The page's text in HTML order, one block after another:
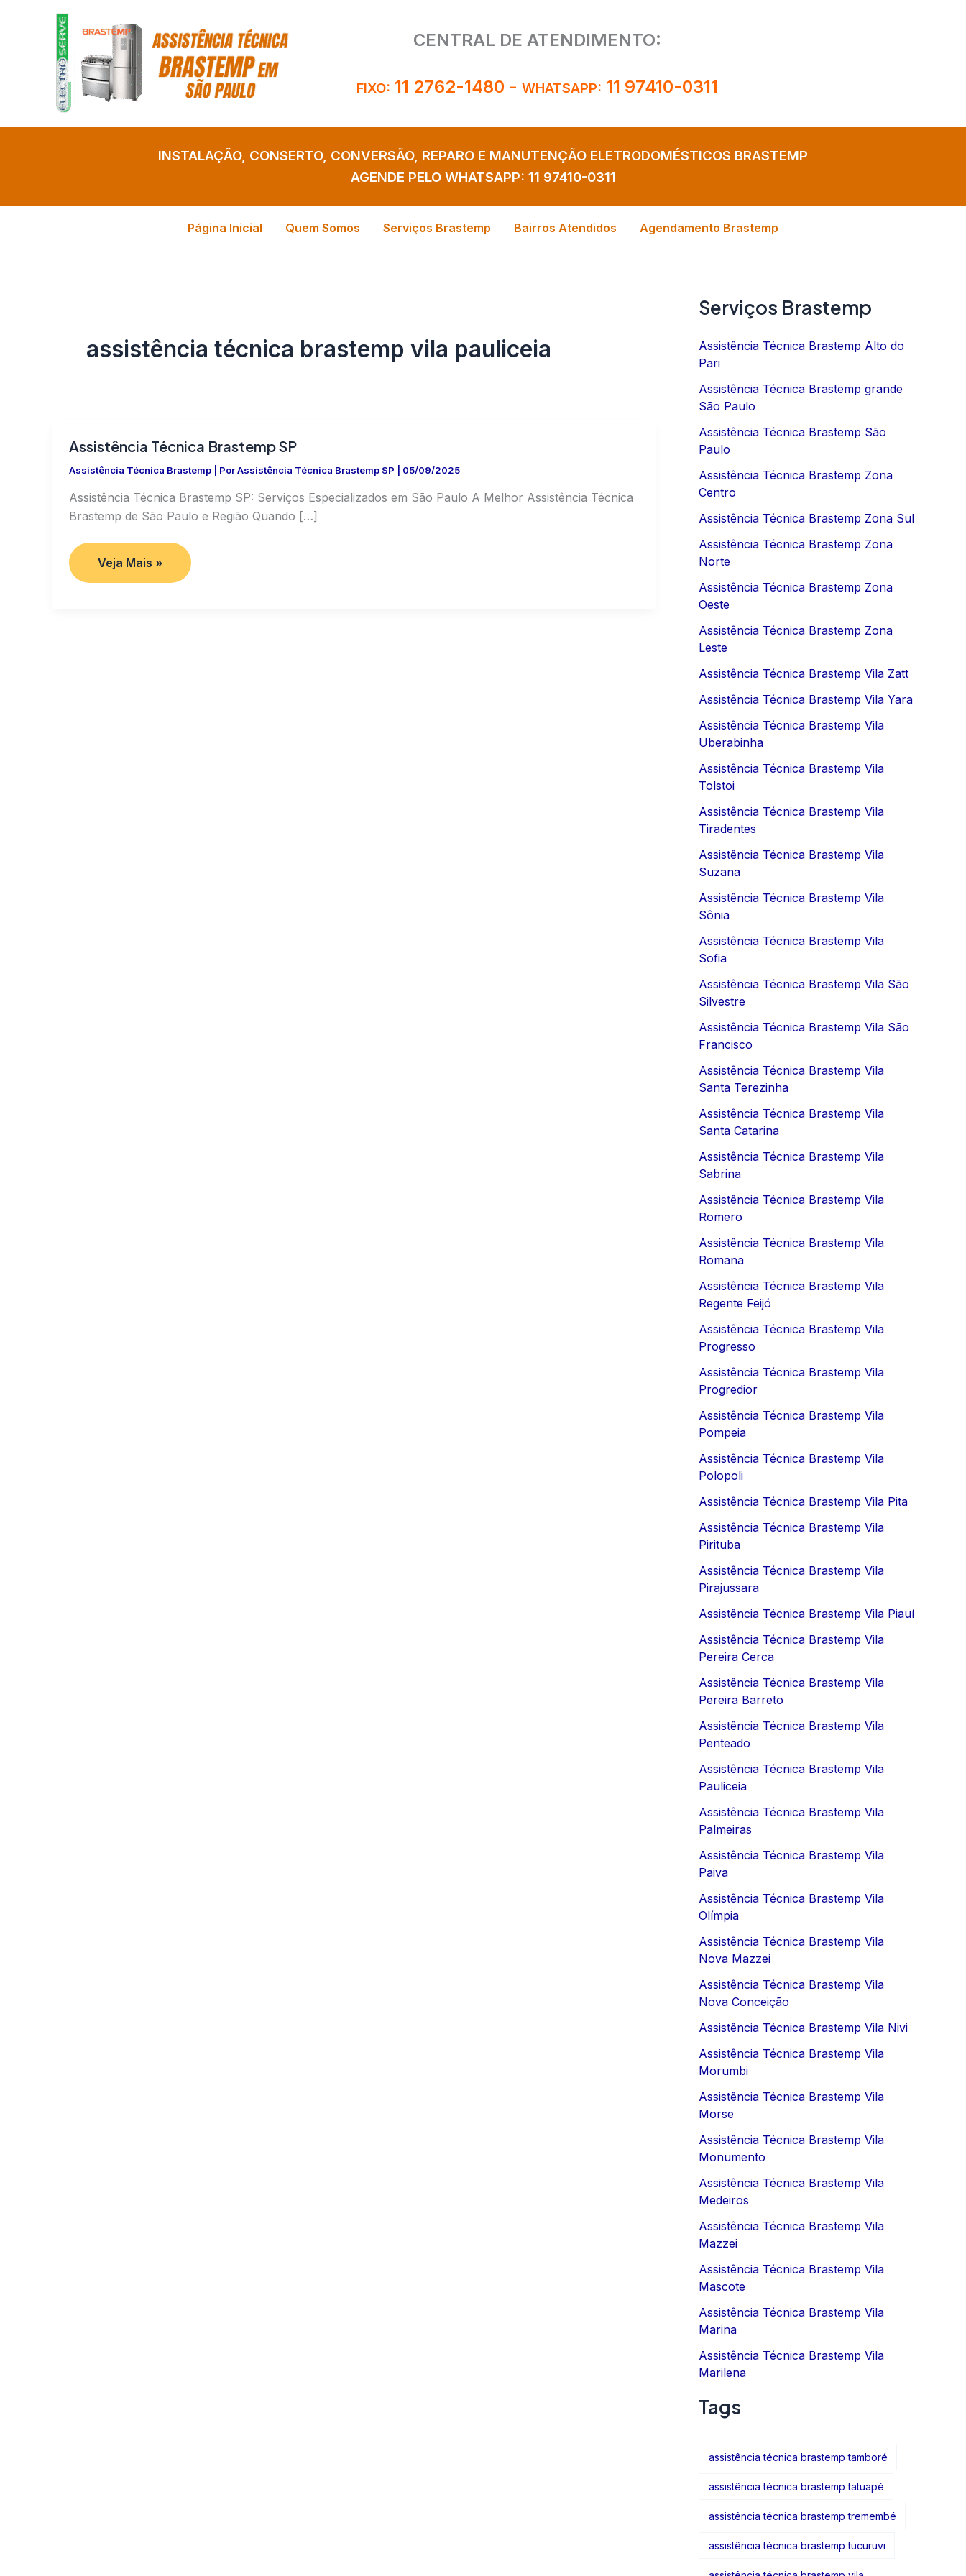
CENTRAL DE ATENDIMENTO:
FIXO: 11 2762-1480 - WHATSAPP: 11 97410-0311
INSTALAÇÃO, CONSERTO, CONVERSÃO, REPARO E MANUTENÇÃO ELETRODOMÉSTICOS BRASTEMP
AGENDE PELO WHATSAPP: 11 97410-0311
Página Inicial Quem Somos Serviços Brastemp Bairros Atendidos Agendamento Brastemp
assistência técnica brastemp vila pauliceia
Assistência Técnica Brastemp SP
Assistência Técnica Brastemp | PorAssistência Técnica Brastemp SP 05/09/2025
Assistência Técnica Brastemp SP: Serviços Especializados em São Paulo A Melhor Assistência Técnica
Brastemp de São Paulo e Região Quando […]
Assistência
Técnica
Brastemp
Veja Mais »
Serviços Brastemp
Assistência Técnica Brastemp Alto do
Pari
Assistência Técnica Brastemp grande
São Paulo
Assistência Técnica Brastemp São
Paulo
Assistência Técnica Brastemp Zona
Centro
Assistência Técnica Brastemp Zona Sul
Assistência Técnica Brastemp Zona
Norte
Assistência Técnica Brastemp Zona
Oeste
Assistência Técnica Brastemp Zona
Leste
Assistência Técnica Brastemp Vila Zatt
Assistência Técnica Brastemp Vila Yara
Assistência Técnica Brastemp Vila
Uberabinha
Assistência Técnica Brastemp Vila
Tolstoi
Assistência Técnica Brastemp Vila
Tiradentes
Assistência Técnica Brastemp Vila
Suzana
Assistência Técnica Brastemp Vila
Sônia
Assistência Técnica Brastemp Vila
Sofia
Assistência Técnica Brastemp Vila São
Silvestre
Assistência Técnica Brastemp Vila São
Francisco
Assistência Técnica Brastemp Vila
Santa Terezinha
Assistência Técnica Brastemp Vila
Santa Catarina
Assistência Técnica Brastemp Vila
Sabrina
Assistência Técnica Brastemp Vila
Romero
Assistência Técnica Brastemp Vila
Romana
Assistência Técnica Brastemp Vila
Regente Feijó
Assistência Técnica Brastemp Vila
Progresso
Assistência Técnica Brastemp Vila
Progredior
Assistência Técnica Brastemp Vila
Pompeia
Assistência Técnica Brastemp Vila
Polopoli
Assistência Técnica Brastemp Vila Pita
Assistência Técnica Brastemp Vila
Pirituba
Assistência Técnica Brastemp Vila
Pirajussara
Assistência Técnica Brastemp Vila Piauí
Assistência Técnica Brastemp Vila
Pereira Cerca
Assistência Técnica Brastemp Vila
Pereira Barreto
Assistência Técnica Brastemp Vila
Penteado
Assistência Técnica Brastemp Vila
Pauliceia
Assistência Técnica Brastemp Vila
Palmeiras
Assistência Técnica Brastemp Vila
Paiva
Assistência Técnica Brastemp Vila
Olímpia
Assistência Técnica Brastemp Vila
Nova Mazzei
Assistência Técnica Brastemp Vila
Nova Conceição
Assistência Técnica Brastemp Vila Nivi
Assistência Técnica Brastemp Vila
Morumbi
Assistência Técnica Brastemp Vila
Morse
Assistência Técnica Brastemp Vila
Monumento
Assistência Técnica Brastemp Vila
Medeiros
Assistência Técnica Brastemp Vila
Mazzei
Assistência Técnica Brastemp Vila
Mascote
Assistência Técnica Brastemp Vila
Marina
Assistência Técnica Brastemp Vila
Marilena
Tags
assistência técnica brastemp tamboré
assistência técnica brastemp tatuapé
assistência técnica brastemp tremembé
assistência técnica brastemp tucuruvi